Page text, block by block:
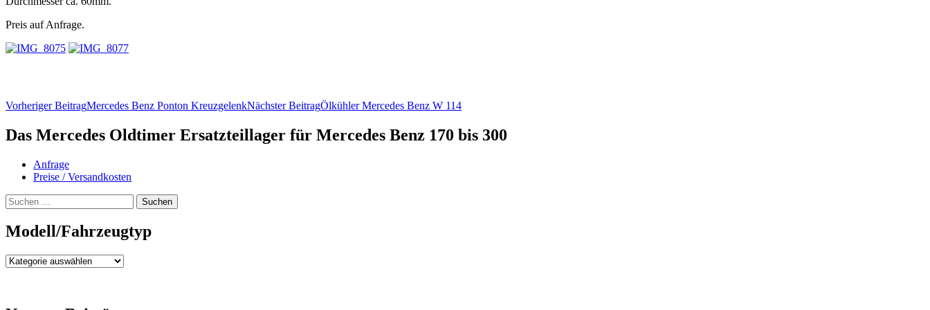
Preis auf Anfrage.
Beitragsnavigation
Vorheriger BeitragMercedes Benz Ponton KreuzgelenkNächster BeitragÖlkühler Mercedes Benz W 114
Das Mercedes Oldtimer Ersatzteillager für Mercedes Benz 170 bis 300
Anfrage
Preise / Versandkosten
Suchen
nach:
Modell/Fahrzeugtyp
Modell/Fahrzeugtyp